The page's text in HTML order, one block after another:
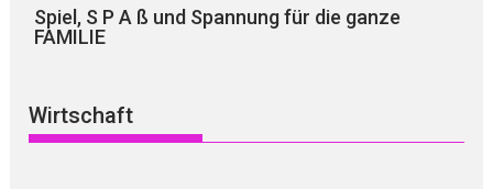
Spiel, S P A ß und Spannung für die ganze
FAMILIE
Wirtschaft